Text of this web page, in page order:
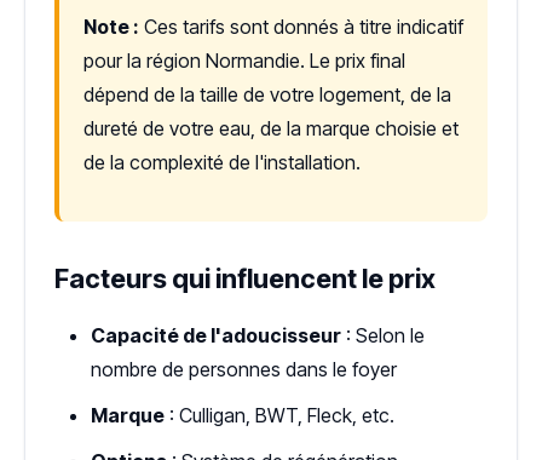
Note : Ces tarifs sont donnés à titre indicatif
pour la région Normandie. Le prix final
dépend de la taille de votre logement, de la
dureté de votre eau, de la marque choisie et
de la complexité de l'installation.
Facteurs qui influencent le prix
Capacité de l'adoucisseur : Selon le
nombre de personnes dans le foyer
Marque : Culligan, BWT, Fleck, etc.